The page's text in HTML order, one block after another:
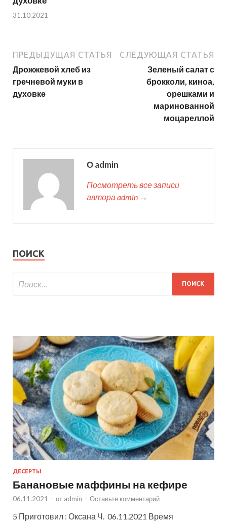
31.10.2021
ПРЕДЫДУЩАЯ СТАТЬЯ
Дрожжевой хлеб из
гречневой муки в
духовке
СЛЕДУЮЩАЯ СТАТЬЯ
Зеленый салат с
брокколи, киноа,
орешками и
маринованной
моцареллой
О admin
Посмотреть все записи
автора admin →
ПОИСК
ДЕСЕРТЫ
Банановые маффины на кефире
06.11.2021 - от admin - Оставьте комментарий
5 Приготовил : Оксана Ч. 06.11.2021 Время